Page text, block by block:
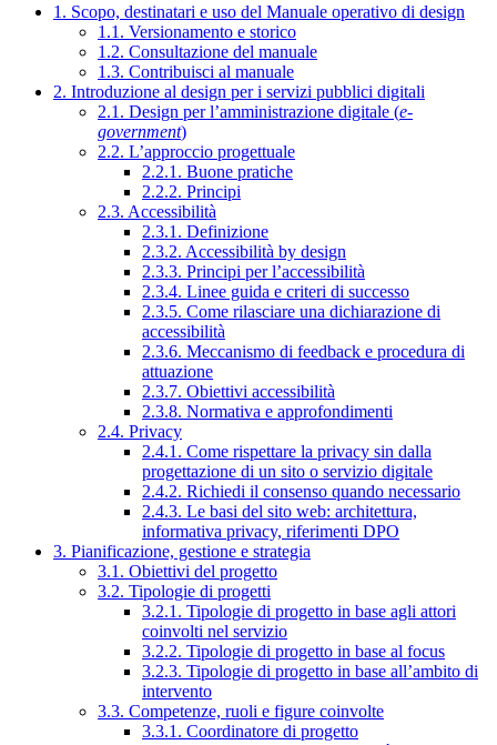
1. Scopo, destinatari e uso del Manuale operativo di design
1.1. Versionamento e storico
1.2. Consultazione del manuale
1.3. Contribuisci al manuale
2. Introduzione al design per i servizi pubblici digitali
2.1. Design per l’amministrazione digitale (e-
government)
2.2. L’approccio progettuale
2.2.1. Buone pratiche
2.2.2. Principi
2.3. Accessibilità
2.3.1. Definizione
2.3.2. Accessibilità by design
2.3.3. Principi per l’accessibilità
2.3.4. Linee guida e criteri di successo
2.3.5. Come rilasciare una dichiarazione di
accessibilità
2.3.6. Meccanismo di feedback e procedura di
attuazione
2.3.7. Obiettivi accessibilità
2.3.8. Normativa e approfondimenti
2.4. Privacy
2.4.1. Come rispettare la privacy sin dalla
progettazione di un sito o servizio digitale
2.4.2. Richiedi il consenso quando necessario
2.4.3. Le basi del sito web: architettura,
informativa privacy, riferimenti DPO
3. Pianificazione, gestione e strategia
3.1. Obiettivi del progetto
3.2. Tipologie di progetti
3.2.1. Tipologie di progetto in base agli attori
coinvolti nel servizio
3.2.2. Tipologie di progetto in base al focus
3.2.3. Tipologie di progetto in base all’ambito di
intervento
3.3. Competenze, ruoli e figure coinvolte
3.3.1. Coordinatore di progetto